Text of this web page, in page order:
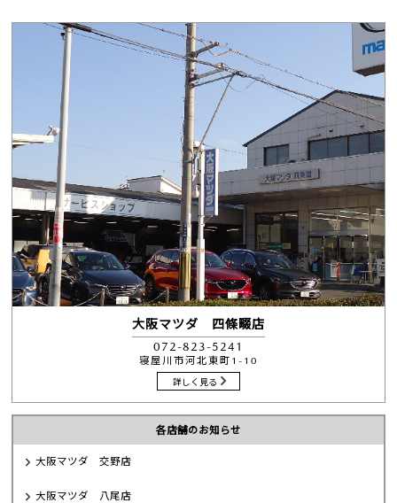
大阪マツダ 四條畷店
072-823-5241
寝屋川市河北東町1-10
詳しく見る
各店舗のお知らせ
大阪マツダ 交野店
大阪マツダ 八尾店